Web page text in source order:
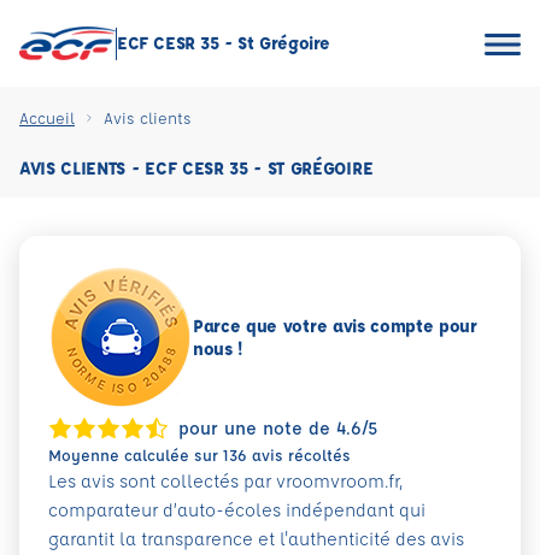
ECF CESR 35 - St Grégoire
Accueil Avis clients
AVIS CLIENTS - ECF CESR 35 - ST GRÉGOIRE
Parce que votre avis compte pour
nous !
pour une note de 4.6/5
Moyenne calculée sur 136 avis récoltés
Les avis sont collectés par vroomvroom.fr,
comparateur d’auto-écoles indépendant qui
garantit la transparence et l'authenticité des avis